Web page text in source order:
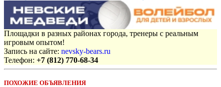
Площадки в разных районах города, тренеры с реальным
игровым опытом!
Запись на сайте: nevsky-bears.ru
Телефон: +7 (812) 770-68-34
ПОХОЖИЕ ОБЪЯВЛЕНИЯ